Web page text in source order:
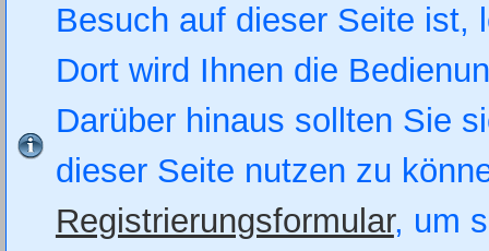
Besuch auf dieser Seite
Dort wird Ihnen die
Darüber hinaus sollten Sie
dieser Seite nutzen zu
Registrierungsformular, um